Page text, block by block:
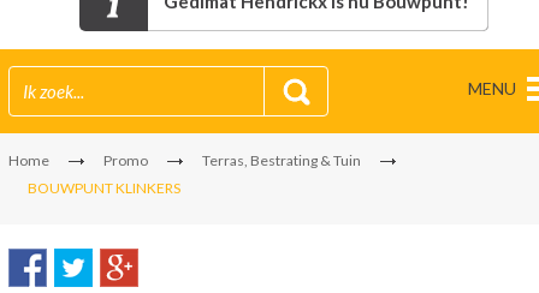
MENU
Home Promo
Terras, Bestrating & Tuin
BOUWPUNT KLINKERS